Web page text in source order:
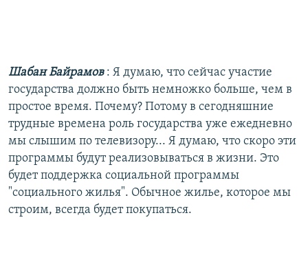
Шабан Байрамов : Я думаю, что сейчас участие
государства должно быть немножко больше, чем в
простое время. Почему? Потому в сегодняшние
трудные времена роль государства уже ежедневно
мы слышим по телевизору... Я думаю, что скоро эти
программы будут реализовываться в жизни. Это
будет поддержка социальной программы
"социального жилья". Обычное жилье, которое мы
строим, всегда будет покупаться.